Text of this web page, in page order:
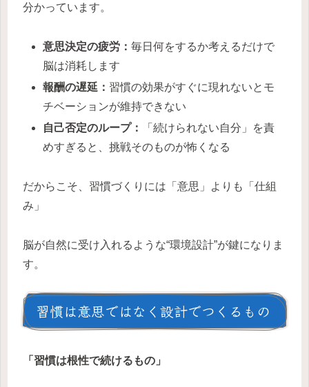
分かっています。
意思決定の疲労：毎日何をするか考えるだけで
脳は消耗します
報酬の遅延： 習慣の効果がすぐに現れないとモ
チベーションが維持できない
自己否定のループ：
「続けられない自分」を責
めすぎると、挑戦そのものが怖くなる
だからこそ、習慣づくりには「意思」よりも「仕組
み」
脳が自然に受け入れるような“環境設計”が鍵になりま
す。
習慣は意思ではなく設計でつくるもの
「習慣は根性で続けるもの」